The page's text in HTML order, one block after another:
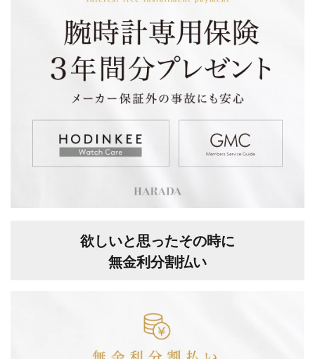
欲しいと思ったその時に
無金利分割払い